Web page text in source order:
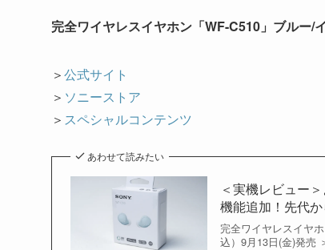
完全ワイヤレスイヤホン「WF-C510」ブルー/
＞公式サイト
＞ ソニーストア
＞ スペシャルコンテンツ
あわせて読みたい
＜実機レビュー
機能追加！先代か
完全ワイヤレスイヤ
込）9月13日(金)発売